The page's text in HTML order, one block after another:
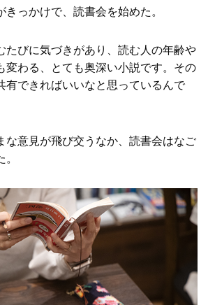
きっかけで、読書会を始めた。
たびに気づきがあり、読む人の年齢や
変わる、とても奥深い小説です。その
有できればいいなと思っているんで
な意見が飛び交うなか、読書会はなご